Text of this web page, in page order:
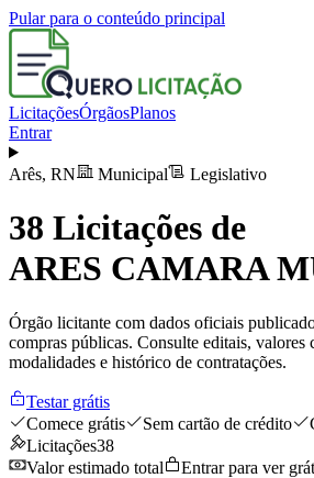
Pular para o conteúdo principal
LicitaçõesÓrgãosPlanos
Entrar
Arês, RN Municipal Legislativo
38 Licitações de
ARES CAMARA
Órgão licitante com dados oficiais
compras públicas. Consulte editais, valores
modalidades e histórico de contratações.
Testar grátis
Comece grátis
Sem cartão de crédito
Licitações38
Valor estimado total
Entrar para ver